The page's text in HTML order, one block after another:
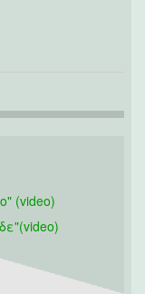
(video)